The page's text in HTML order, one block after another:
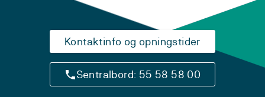
Kontaktinfo og opningstider
Sentralbord: 55 58 58 00